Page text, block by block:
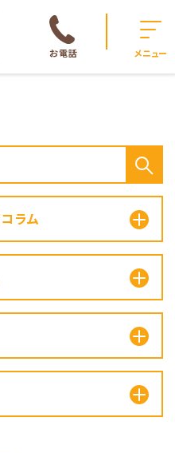
お電話 メニュー
ラム